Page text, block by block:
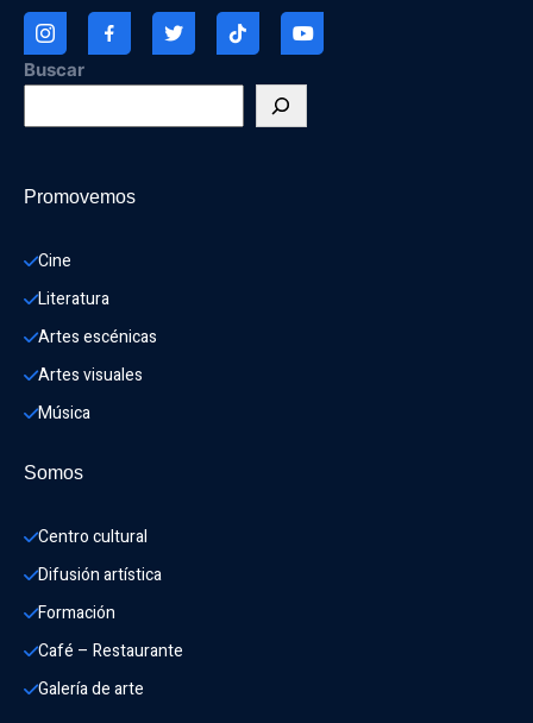
Buscar
Promovemos
Cine
Literatura
Artes escénicas
Artes visuales
Música
Somos
Centro cultural
Difusión artística
Formación
Café – Restaurante
Galería de arte